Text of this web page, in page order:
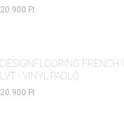
20.900 Ft
DESIGNFLOORING FRENCH
LVT - VINYL PADLÓ
20.900 Ft